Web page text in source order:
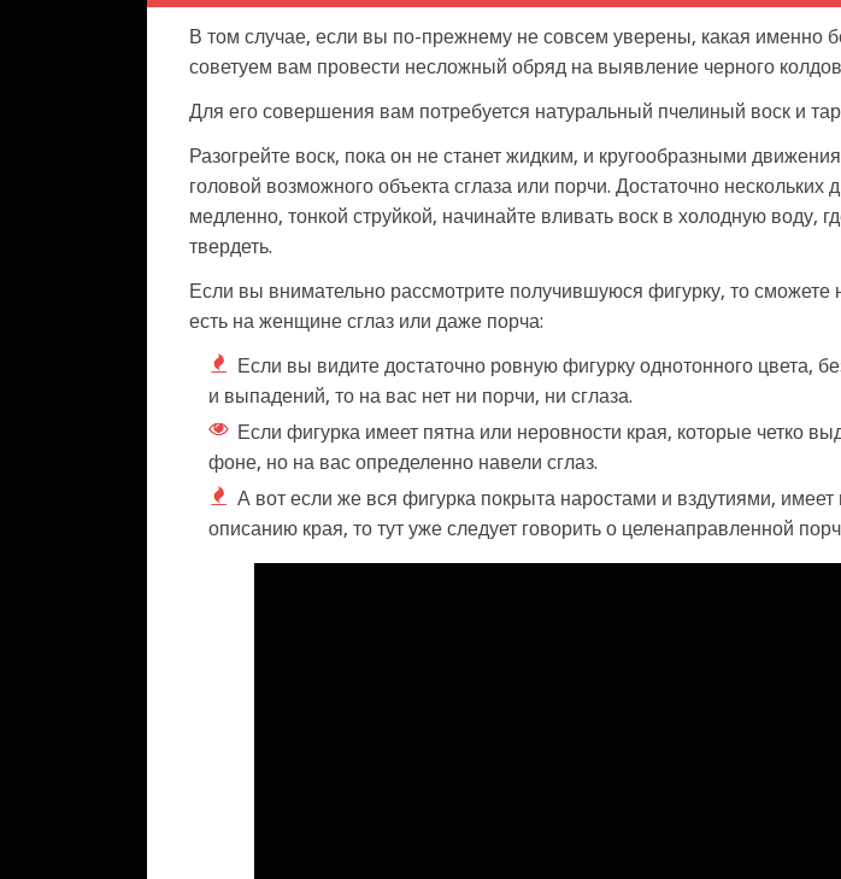
В том случае, если вы по-прежнему не совсем уверены, какая именно
советуем вам провести несложный обряд на выявление черного
Для его совершения вам потребуется натуральный пчелиный воск и
Разогрейте воск, пока он не станет жидким, и кругообразными
головой возможного объекта сглаза или порчи. Достаточно нескольких
медленно, тонкой струйкой, начинайте вливать воск в холодную воду,
твердеть.
Если вы внимательно рассмотрите получившуюся фигурку, то сможете
есть на женщине сглаз или даже порча:
Если вы видите достаточно ровную фигурку однотонного цвета,
и выпадений, то на вас нет ни порчи, ни сглаза.
Если фигурка имеет пятна или неровности края, которые четко
фоне, но на вас определенно навели сглаз.
А вот если же вся фигурка покрыта наростами и вздутиями,
описанию края, то тут уже следует говорить о целенаправленной